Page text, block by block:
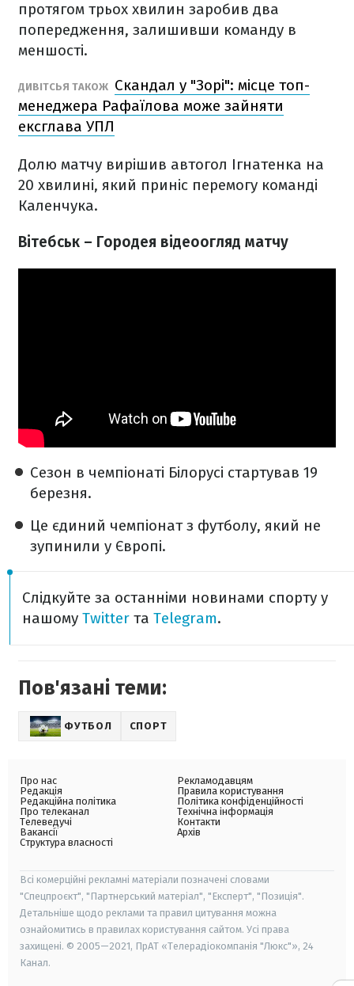
протягом трьох хвилин заробив два
попередження, залишивши команду в
меншості.
ДИВІТСЬЯ ТАКОЖ Скандал у "Зорі": місце топ-
менеджера Рафаїлова може зайняти
ексглава УПЛ
Долю матчу вирішив автогол Ігнатенка на
20 хвилині, який приніс перемогу команді
Каленчука.
Вітебськ – Городея відеоогляд матчу
Сезон в чемпіонаті Білорусі стартував 19
березня.
Це єдиний чемпіонат з футболу, який не
зупинили у Європі.
Слідкуйте за останніми новинами спорту у
нашому Twitter та Telegram.
Пов'язані теми:
ФУТБОЛ СПОРТ
Про нас
Редакція
Редакційна політика
Про телеканал
Телеведучі
Вакансії
Структура власності
Рекламодавцям
Правила користування
Політика конфіденційності
Технічна інформація
Контакти
Архів
Всі комерційні рекламні матеріали позначені словами
"Спецпроєкт", "Партнерський матеріал", "Експерт", "Позиція".
Детальніше щодо реклами та правил цитування можна
ознайомитись в правилах користування сайтом. Усі права
захищені. © 2005—2021, ПрАТ «Телерадіокомпанія "Люкс"», 24
Канал.